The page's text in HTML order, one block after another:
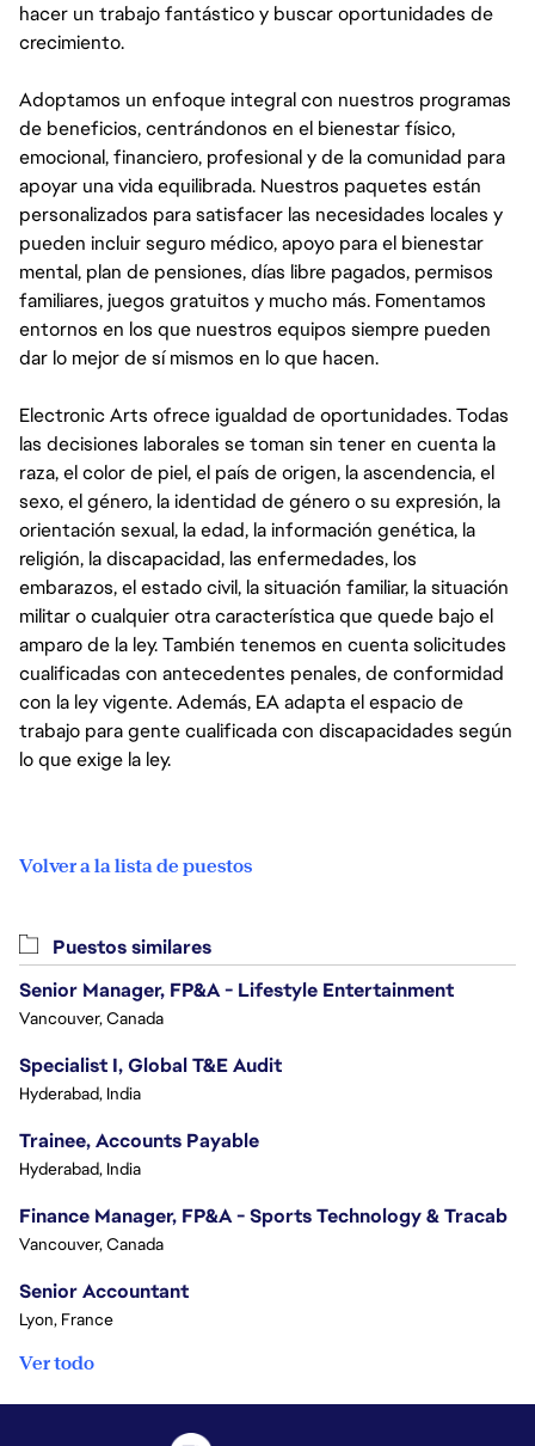
hacer un trabajo fantástico y buscar oportunidades de
crecimiento.
Adoptamos un enfoque integral con nuestros programas
de beneficios, centrándonos en el bienestar físico,
emocional, financiero, profesional y de la comunidad para
apoyar una vida equilibrada. Nuestros paquetes están
personalizados para satisfacer las necesidades locales y
pueden incluir seguro médico, apoyo para el bienestar
mental, plan de pensiones, días libre pagados, permisos
familiares, juegos gratuitos y mucho más. Fomentamos
entornos en los que nuestros equipos siempre pueden
dar lo mejor de sí mismos en lo que hacen.
Electronic Arts ofrece igualdad de oportunidades. Todas
las decisiones laborales se toman sin tener en cuenta la
raza, el color de piel, el país de origen, la ascendencia, el
sexo, el género, la identidad de género o su expresión, la
orientación sexual, la edad, la información genética, la
religión, la discapacidad, las enfermedades, los
embarazos, el estado civil, la situación familiar, la situación
militar o cualquier otra característica que quede bajo el
amparo de la ley. También tenemos en cuenta solicitudes
cualificadas con antecedentes penales, de conformidad
con la ley vigente. Además, EA adapta el espacio de
trabajo para gente cualificada con discapacidades según
lo que exige la ley.
Volver a la lista de puestos
Puestos similares
Senior Manager, FP&A - Lifestyle Entertainment
Vancouver, Canada
Specialist I, Global T&E Audit
Hyderabad, India
Trainee, Accounts Payable
Hyderabad, India
Finance Manager, FP&A - Sports Technology & Tracab
Vancouver, Canada
Senior Accountant
Lyon, France
Ver todo